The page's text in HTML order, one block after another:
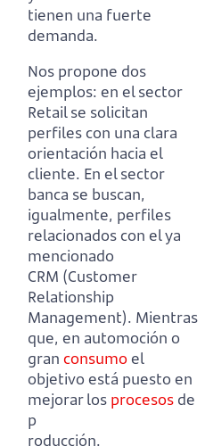
tienen una fuerte
demanda.
Nos propone dos
ejemplos: en el sector
Retail se solicitan
perfiles con una clara
orientación hacia el
cliente. En el sector
banca se buscan,
igualmente, perfiles
relacionados con el ya
mencionado
CRM (Customer
Relationship
Management). Mientras
que, en automoción o
gran consumoel
objetivo está puesto en
mejorar los procesos de
p
roducción.